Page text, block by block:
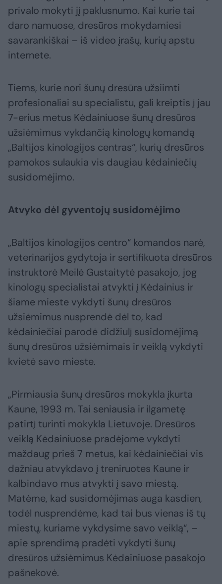
privalo mokyti jį paklusnumo. Kai kurie tai
daro namuose, dresūros mokydamiesi
savarankiškai – iš video įrašų, kurių apstu
internete.
Tiems, kurie nori šunų dresūra užsiimti
profesionaliai su specialistu, gali kreiptis į jau
7-erius metus Kėdainiuose šunų dresūros
užsiėmimus vykdančią kinologų komandą
„Baltijos kinologijos centras“, kurių dresūros
pamokos sulaukia vis daugiau kėdainiečių
susidomėjimo.
Atvyko dėl gyventojų susidomėjimo
„Baltijos kinologijos centro“ komandos narė,
veterinarijos gydytoja ir sertifikuota dresūros
instruktorė Meilė Gustaitytė pasakojo, jog
kinologų specialistai atvykti į Kėdainius ir
šiame mieste vykdyti šunų dresūros
užsiėmimus nusprendė dėl to, kad
kėdainiečiai parodė didžiulį susidomėjimą
šunų dresūros užsiėmimais ir veiklą vykdyti
kvietė savo mieste.
„Pirmiausia šunų dresūros mokykla įkurta
Kaune, 1993 m. Tai seniausia ir ilgametę
patirtį turinti mokykla Lietuvoje. Dresūros
veiklą Kėdainiuose pradėjome vykdyti
maždaug prieš 7 metus, kai kėdainiečiai vis
dažniau atvykdavo į treniruotes Kaune ir
kalbindavo mus atvykti į savo miestą.
Matėme, kad susidomėjimas auga kasdien,
todėl nusprendėme, kad tai bus vienas iš tų
miestų, kuriame vykdysime savo veiklą“, –
apie sprendimą pradėti vykdyti šunų
dresūros užsiėmimus Kėdainiuose pasakojo
pašnekovė.